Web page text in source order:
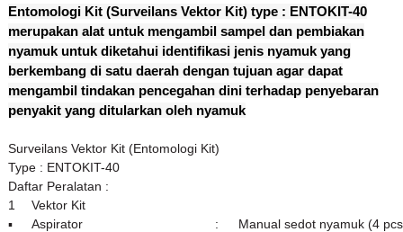
Entomologi Kit (Surveilans Vektor Kit) type : ENTOKIT-40
merupakan alat untuk mengambil sampel dan pembiakan
nyamuk untuk diketahui identifikasi jenis nyamuk yang
berkembang di satu daerah dengan tujuan agar dapat
mengambil tindakan pencegahan dini terhadap penyebaran
penyakit yang ditularkan oleh nyamuk
Surveilans Vektor Kit (Entomologi Kit)
Type : ENTOKIT-40
Daftar Peralatan :
1
Vektor Kit
▪
Aspirator :
Manual sedot nyamuk (4